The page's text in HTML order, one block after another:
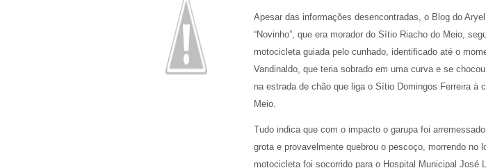
Apesar das informações desencontradas, o Blog do
“Novinho”, que era morador do Sítio Riacho do Meio,
motocicleta guiada pelo cunhado, identificado até o
Vandinaldo, que teria sobrado em uma curva e se
na estrada de chão que liga o Sítio Domingos Ferreira à
Meio.
Tudo indica que com o impacto o garupa foi
grota e provavelmente quebrou o pescoço, morrendo no
motocicleta foi socorrido para o Hospital Municipal José